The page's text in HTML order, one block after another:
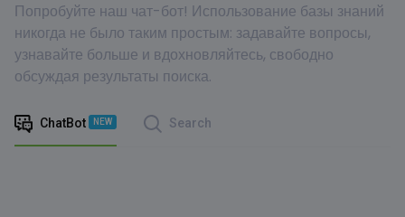
Попробуйте наш чат-бот! Использование базы знаний
никогда не было таким простым: задавайте вопросы,
узнавайте больше и вдохновляйтесь, свободно
обсуждая результаты поиска.
ChatBot NEW Search